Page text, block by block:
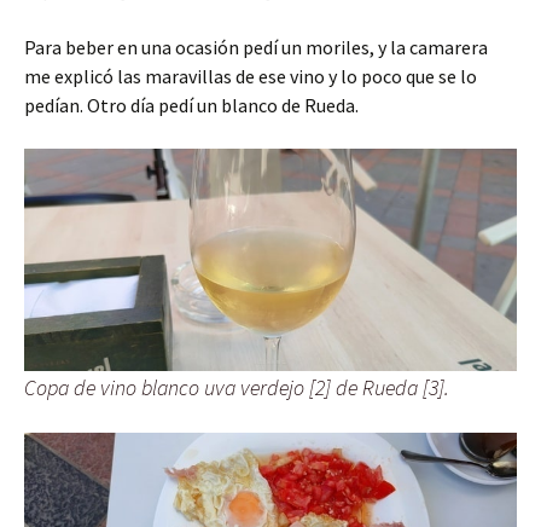
Para beber en una ocasión pedí un moriles, y la camarera
me explicó las maravillas de ese vino y lo poco que se lo
pedían. Otro día pedí un blanco de Rueda.
Copa de vino blanco uva verdejo [2] de Rueda [3].